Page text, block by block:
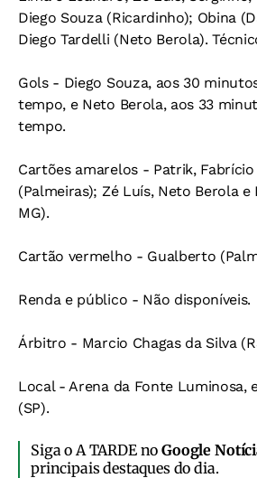
Diego Souza (Ricardinho); Obina
Diego Tardelli (Neto Berola).
Gols - Diego Souza, aos 30
tempo, e Neto Berola, aos 33
tempo.
Cartões amarelos - Patrik,
(Palmeiras); Zé Luís, Neto Berola
MG).
Cartão vermelho - Gualberto
Renda e público - Não disponíveis.
Árbitro - Marcio Chagas da Silva
Local - Arena da Fonte Luminosa,
(SP).
Siga o A TARDE noGoogle
principais destaques do dia.